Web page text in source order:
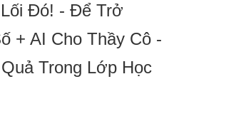
Đó! - Để Trở
+ AI Cho Thầy Cô -
Trong Lớp Học